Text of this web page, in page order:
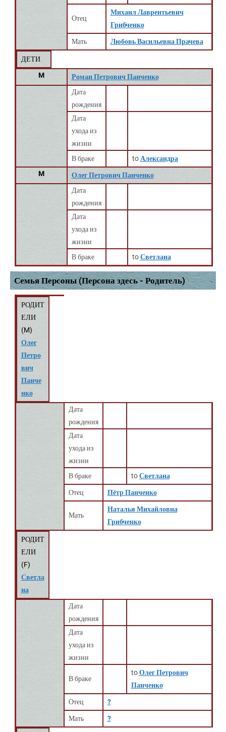
Отец
Михаил Лаврентьевич
Грибченко
Мать Любовь Васильевна Прачева
ДЕТИ
M
Роман Петрович Панченко
Дата
рождения
Дата
ухода из
жизни
В браке
to Александра
M
Олег Петрович Панченко
Дата
рождения
Дата
ухода из
жизни
В браке
toСветлана
Семья Персоны (Персона здесь - Родитель)
РОДИТ
ЕЛИ
(M)
Олег
Петро
вич
Панче
нко
Дата
рождения
Дата
ухода из
жизни
В браке
toСветлана
Отец Пётр Панченко
Мать
Наталья Михайловна
Грибченко
РОДИТ
ЕЛИ
(F)
Светла
на
Дата
рождения
Дата
ухода из
жизни
В браке
toОлег Петрович
Панченко
Отец ?
Мать ?